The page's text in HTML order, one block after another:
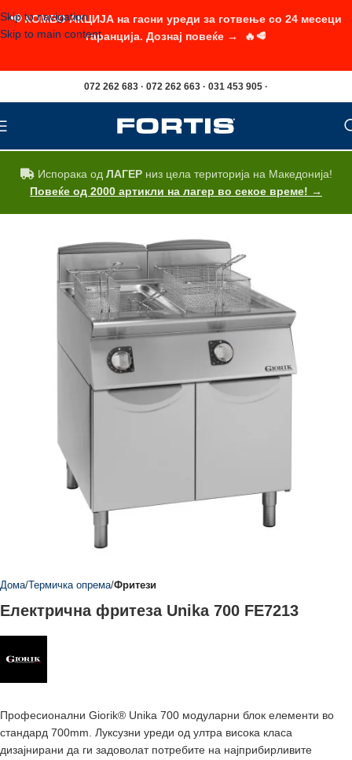
Skip to navigation
Skip to main content
072 262 683 · 072 262 663 · 031 453 905 ·
Испорака од ЛАГЕРниз цела територија на Македонија!
Повеќе од 2000 артикли на лагер во секое време! →
Дома Термичка опрема Фритези
Електрична фритеза Unika 700 FE7213
Професионални Giorik® Unika 700 модуларни блок елементи во
стандард 700mm. Луксузни уреди од ултра висока класа
дизајнирани да ги задоволат потребите на најприбирливите
📢 КОМБО АКЦИЈА на гасни уреди за готвење со 24 месеци
гаранција. Дознај повеќе → 🔥🥩